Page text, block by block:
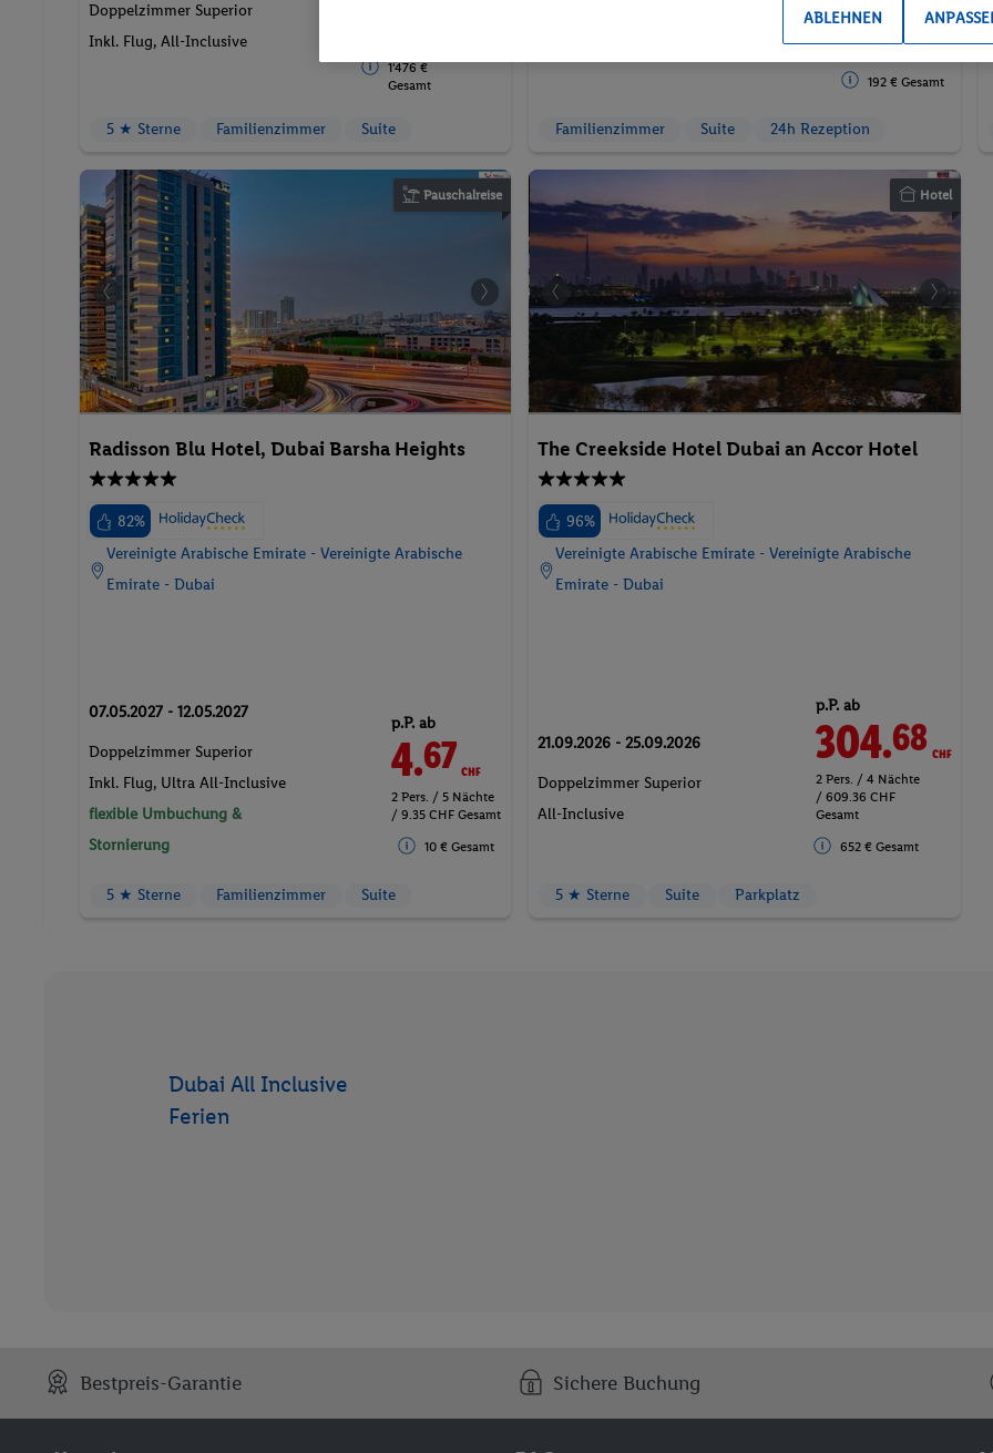
Doppelzimmer Superior
Inkl. Flug, All-Inclusive
1'476 €
Gesamt
5 ★ Sterne Familienzimmer Suite
2 Pers. / 2 Nächte
Gesamt
192 € Gesamt
Familienzimmer Suite 24h Rezeption
Pauschalreise
Radisson Blu Hotel, Dubai Barsha Heights
82%
Vereinigte Arabische Emirate - Vereinigte Arabische
Emirate - Dubai
07.05.2027 - 12.05.2027
Doppelzimmer Superior
Inkl. Flug, Ultra All-Inclusive
flexible Umbuchung &
Stornierung
p.P. ab
4.67CHF
2 Pers. / 5 Nächte
/ 9.35 CHF Gesamt
10 € Gesamt
5 ★ Sterne Familienzimmer Suite
Hotel
The Creekside Hotel Dubai an Accor Hotel
96%
Vereinigte Arabische Emirate - Vereinigte Arabische
Emirate - Dubai
21.09.2026 - 25.09.2026
Doppelzimmer Superior
All-Inclusive
p.P. ab
304.68CHF
2 Pers. / 4 Nächte
/ 609.36 CHF
Gesamt
652 € Gesamt
5 ★ Sterne Suite Parkplatz
Dubai All Inclusive
Ferien
Bestpreis-Garantie Sichere Buchung
ABLEHNEN